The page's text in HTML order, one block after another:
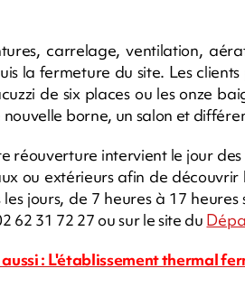
carrelage, ventilation,
la fermeture du site. Les
de six places ou les onze
nouvelle borne, un salon et
réouverture intervient le jour
ou extérieurs afin de
les jours, de 7 heures à 17
62 31 72 27 ou sur le site du
: L'établissement thermal